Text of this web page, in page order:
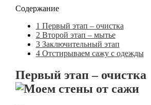
Содержание
1 Первый этап – очистка
2 Второй этап – мытье
3Заключительный этап
4Отстирываем сажу с одежды
Первый этап – очистка